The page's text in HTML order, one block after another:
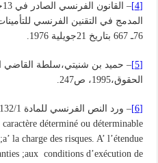
[4]
76ـ 667 بتاريخ 21جويلية 1976.
[5]
– حميد بن شنيتي،سلطة القاضي
الحقوق،1995، ص247.
[6]
déterminé ou déterminable
la charge des risques. A’ l’étendue
;aux conditions d’exécution de